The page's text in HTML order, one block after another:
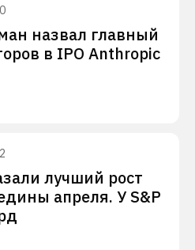
назвал главный
в IPO Anthropic
лучший рост
апреля. У S&P